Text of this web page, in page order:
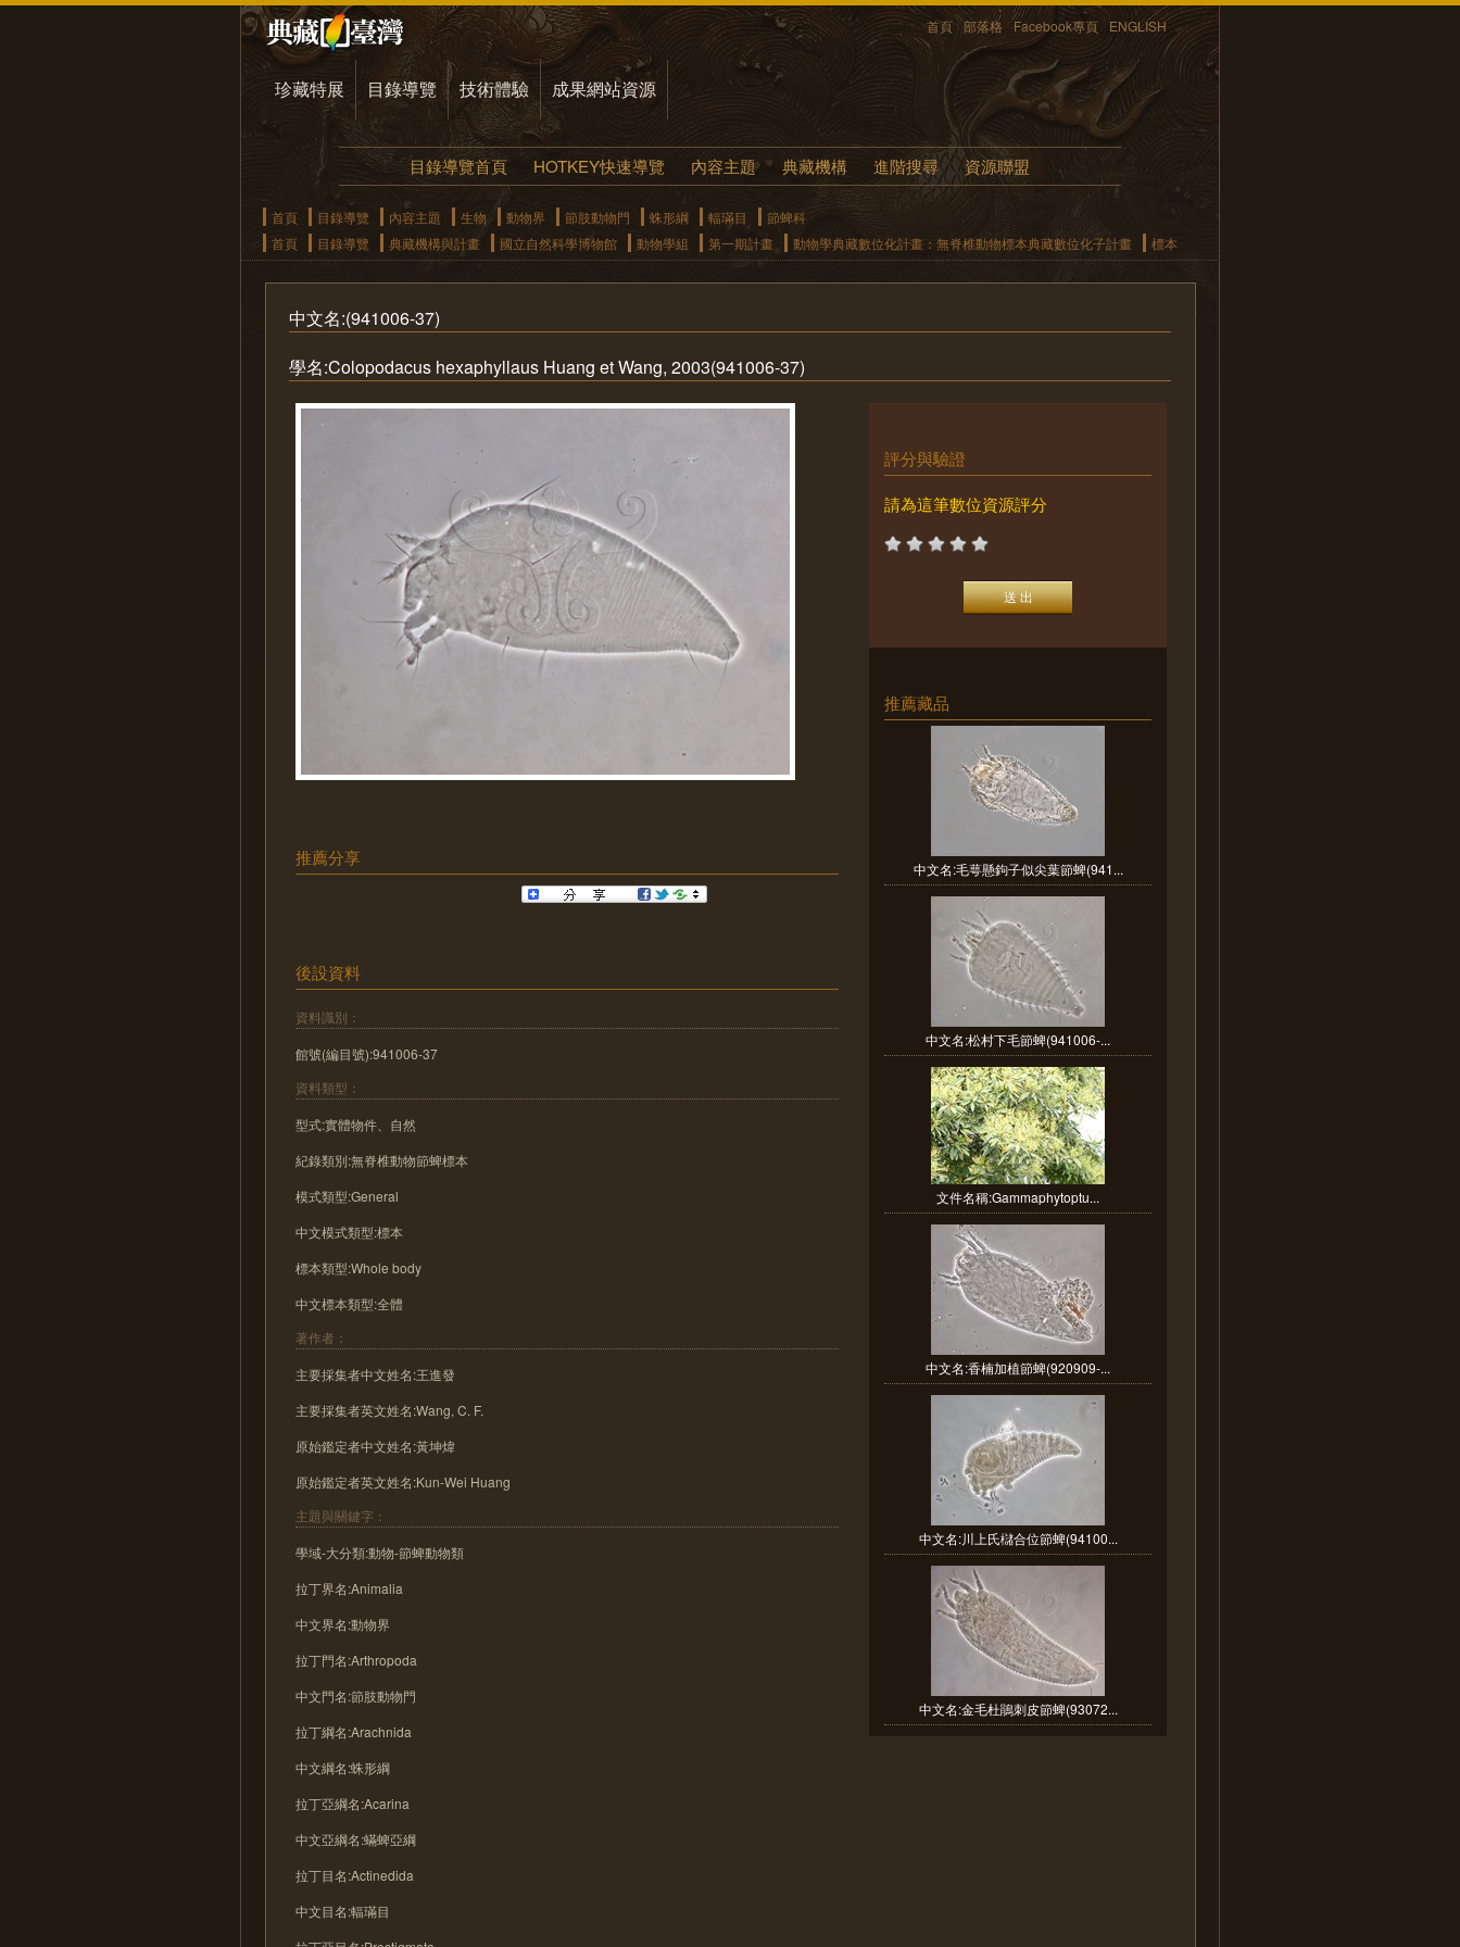
首頁 部落格 Facebook專頁 ENGLISH
珍藏特展 目錄導覽 技術體驗 成果網站資源
目錄導覽首頁 HOTKEY快速導覽 內容主題 典藏機構 進階搜尋 資源聯盟
首頁 目錄導覽 內容主題 生物 動物界 節肢動物門 蛛形綱 輻璊目
節蜱科
首頁
目錄導覽 典藏機構與計畫 國立自然科學博物館 動物學組 第一期計畫 動物學典藏數位化計畫：無脊椎動物標本典藏數位化子計畫 標本
中文名:(941006-37)
學名:Colopodacus hexaphyllaus Huang et Wang, 2003(941006-37)
推薦分享
後設資料
資料識別：
館號(編目號):941006-37
資料類型：
型式:實體物件、自然
紀錄類別:無脊椎動物節蜱標本
模式類型:General
中文模式類型:標本
標本類型:Whole body
中文標本類型:全體
著作者：
主要採集者中文姓名:王進發
主要採集者英文姓名:Wang, C. F.
原始鑑定者中文姓名:黃坤煒
原始鑑定者英文姓名:Kun-Wei Huang
主題與關鍵字：
學域-大分類:動物-節蜱動物類
拉丁界名:Animalia
中文界名:動物界
拉丁門名:Arthropoda
中文門名:節肢動物門
拉丁綱名:Arachnida
中文綱名:蛛形綱
拉丁亞綱名:Acarina
中文亞綱名:蟎蜱亞綱
拉丁目名:Actinedida
中文目名:輻璊目
評分與驗證
請為這筆數位資源評分
推薦藏品
中文名:毛萼懸鉤子似尖葉節蜱(941...
中文名:松村下毛節蜱(941006-...
文件名稱:Gammaphytoptu...
中文名:香楠加植節蜱(920909-...
中文名:川上氏櫧合位節蜱(94100...
中文名:金毛杜鵑刺皮節蜱(93072...